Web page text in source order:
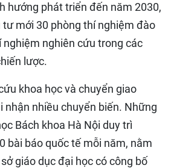
hướng phát triển đến năm 2030,
mới 30 phòng thí nghiệm đào
nghiệm nghiên cứu trong các
lược.
khoa học và chuyển giao
nhận nhiều chuyển biến. Những
Bách khoa Hà Nội duy trì
bài báo quốc tế mỗi năm, nằm
giáo dục đại học có công bố